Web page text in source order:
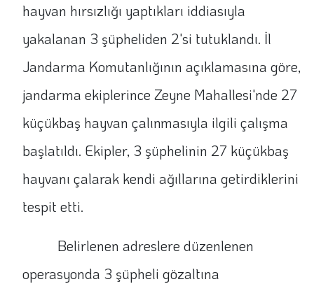
hayvan hırsızlığı yaptıkları iddiasıyla
yakalanan 3 şüpheliden 2'si tutuklandı. İl
Jandarma Komutanlığının açıklamasına göre,
jandarma ekiplerince Zeyne Mahallesi'nde 27
küçükbaş hayvan çalınmasıyla ilgili çalışma
başlatıldı. Ekipler, 3 şüphelinin 27 küçükbaş
hayvanı çalarak kendi ağıllarına getirdiklerini
tespit etti.
Belirlenen adreslere düzenlenen
operasyonda 3 şüpheli gözaltına